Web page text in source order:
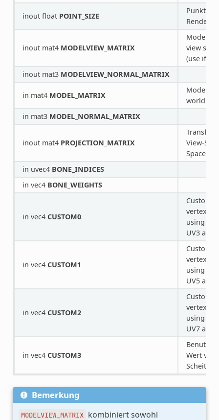
inout float POINT_SIZE
inout mat4 MODELVIEW_MATRIX
Model/
view
(use if
inout mat3 MODELVIEW_NORMAL_MATRIX
in mat4 MODEL_MATRIX
Model/
world
in mat3 MODEL_NORMAL_MATRIX
inout mat4 PROJECTION_MATRIX
View-
Space.
in uvec4 BONE_INDICES
in vec4 BONE_WEIGHTS
in vec4 CUSTOM0
Custom
vertex
using
UV3 and
in vec4 CUSTOM1
Custom
vertex
using
UV5 and
in vec4 CUSTOM2
Custom
vertex
using
UV7 and
in vec4 CUSTOM3
Wert vom
Bemerkung
MODELVIEW_MATRIX kombiniert sowohl